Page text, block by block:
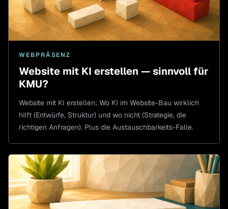
WEBPRÄSENZ
Website mit KI erstellen — sinnvoll für
KMU?
Website mit KI erstellen: Wo KI im Website-Bau wirklich
hilft (Entwürfe, Struktur) und wo nicht (Strategie, die
richtigen Anfragen). Plus die Austauschbarkeits-Falle.